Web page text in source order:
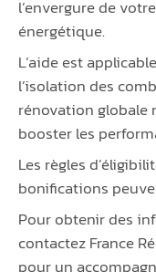
l’envergure de
énergétique.
L’aide est
l’isolation des
rénovation globale
booster les
Les règles
bonifications
Pour obtenir des
contactez France
pour un